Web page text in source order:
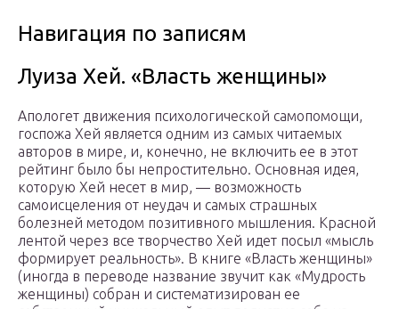
Навигация по записям
Луиза Хей. «Власть женщины»
Апологет движения психологической самопомощи,
госпожа Хей является одним из самых читаемых
авторов в мире, и, конечно, не включить ее в этот
рейтинг было бы непростительно. Основная идея,
которую Хей несет в мир, — возможность
самоисцеления от неудач и самых страшных
болезней методом позитивного мышления. Красной
лентой через все творчество Хей идет посыл «мысль
формирует реальность». В книге «Власть женщины»
(иногда в переводе название звучит как «Мудрость
женщины) собран и систематизирован ее